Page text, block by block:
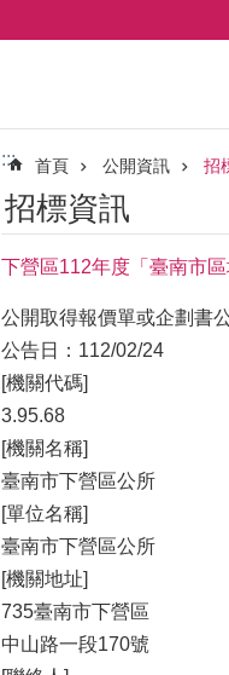
::: 首頁 公開資訊 招
招標資訊
下營區112年度「臺南市
公開取得報價單或企劃書
公告日：112/02/24
[機關代碼]
3.95.68
[機關名稱]
臺南市下營區公所
[單位名稱]
臺南市下營區公所
[機關地址]
735臺南市下營區
中山路一段170號